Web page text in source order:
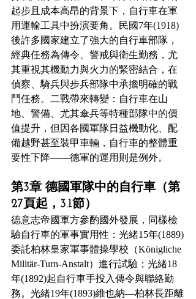
起步且成本高昂的背景下，自行車在軍
用運輸工具中扮演要角。民國7年(1918)
後許多國家建立了強大的自行車部隊，
經典任務為傳令、警戒與衛生勤務，尤
其重視其機動力與火力的緊密結合，在
偵察、騎兵與步兵部隊中承擔明確的戰
鬥任務。二戰帶來轉變：自行車在山
地、警備、尤其傘兵等特種部隊中的價
值提升，但因各國軍隊日益機動化、配
備越野甚至裝甲車輛，自行車的整體重
要性下降——德軍的運用則是例外。
第3章 德國軍隊中的自行車（第
27頁起，3.1節）
德意志帝國軍方參酌國外發展，同樣檢
驗自行車的軍事實用性：光緒15年(1889)
委託柏林皇家軍事體操學校（Königliche
Militär-Turn-Anstalt）進行試驗；光緒18
年(1892)起自行車手投入傳令與聯絡勤
務。光緒19年(1893)維也納—柏林長距離